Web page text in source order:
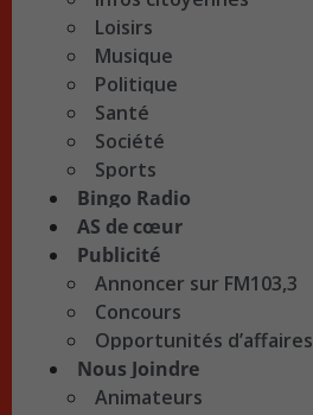
Loisirs
Musique
Politique
Santé
Société
Sports
Bingo Radio
AS de cœur
Publicité
Annoncer sur FM103,3
Concours
Opportunités d’affaires
Nous Joindre
Animateurs